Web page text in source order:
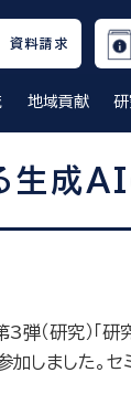
資料請求
地域貢献 研
成AI
研究）「
した。セ